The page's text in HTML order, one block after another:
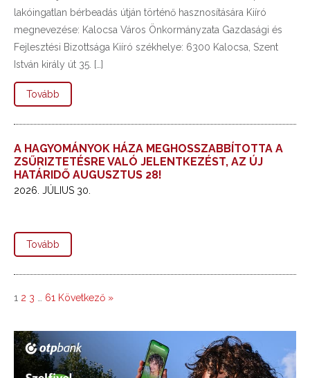
lakóingatlan bérbeadás útján történő hasznosítására Kiíró
megnevezése: Kalocsa Város Önkormányzata Gazdasági és
Fejlesztési Bizottsága Kiíró székhelye: 6300 Kalocsa, Szent
István király út 35. […]
Tovább
A HAGYOMÁNYOK HÁZA MEGHOSSZABBÍTOTTA A
ZSŰRIZTETÉSRE VALÓ JELENTKEZÉST, AZ ÚJ
HATÁRIDŐ AUGUSZTUS 28!
2026. JÚLIUS 30.
Tovább
1 2 3 61 Következő »